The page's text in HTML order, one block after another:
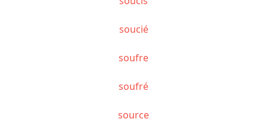
soucié
soufre
soufré
source